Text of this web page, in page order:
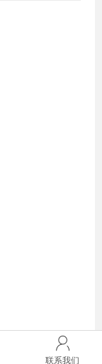
联系我们